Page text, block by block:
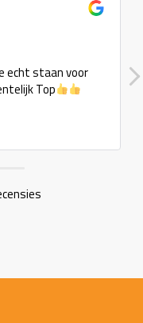
echt staan voor
hun zaak. Zeer proper en zeer ordentelijk Top